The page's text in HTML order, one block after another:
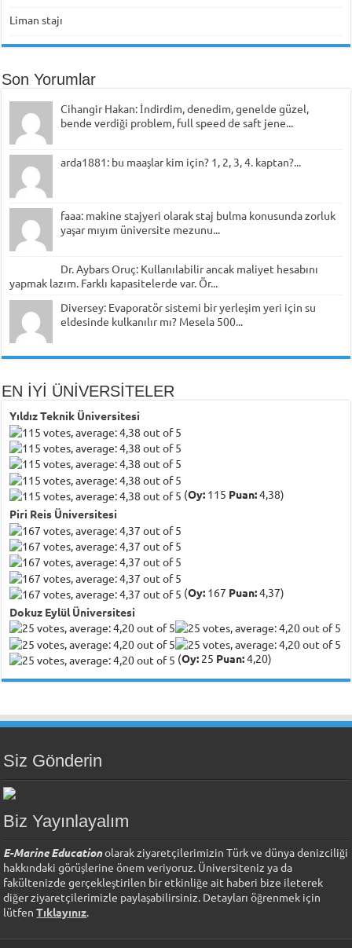
Liman stajı
Son Yorumlar
Cihangir Hakan: İndirdim, denedim, genelde güzel,
bende verdiği problem, full speed de saft jene...
arda1881: bu maaşlar kim için? 1, 2, 3, 4. kaptan?...
faaa: makine stajyeri olarak staj bulma konusunda zorluk
yaşar mıyım üniversite mezunu...
Dr. Aybars Oruç: Kullanılabilir ancak maliyet hesabını
yapmak lazım. Farklı kapasitelerde var. Ör...
Diversey: Evaporatör sistemi bir yerleşim yeri için su
eldesinde kulkanılır mı? Mesela 500...
EN İYİ ÜNİVERSİTELER
Yıldız Teknik Üniversitesi
(Oy: 115 Puan:4,38)
Piri Reis Üniversitesi
(Oy: 167 Puan:4,37)
Dokuz Eylül Üniversitesi
(Oy: 25 Puan:4,20)
Siz Gönderin
Biz Yayınlayalım
E-Marine Educationolarak ziyaretçilerimizin Türk ve dünya denizciliği
hakkındaki görüşlerine önem veriyoruz. Üniversiteniz ya da
fakültenizde gerçekleştirilen bir etkinliğe ait haberi bize ileterek
diğer ziyaretçilerimizle paylaşabilirsiniz. Detayları öğrenmek için
lütfenTıklayınız.